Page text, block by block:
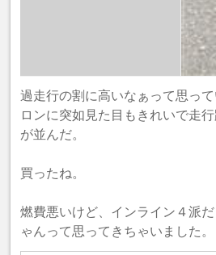
過走行の割に高いなぁって思っ
ロンに突如見た目もきれいで走
が並んだ。
買ったね。
燃費悪いけど、インライン４派
ゃんって思ってきちゃいました。